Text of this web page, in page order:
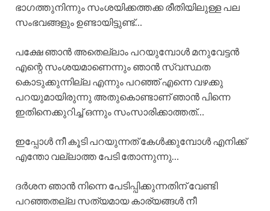
ഭാഗത്തുനിന്നും സംശയിക്കത്തക്ക രീതിയിലുള്ള പല
സംഭവങ്ങളും ഉണ്ടായിട്ടുണ്ട്…
പക്ഷേ ഞാൻ അതെല്ലാം പറയുമ്പോൾ മനുവേട്ടൻ
എന്റെ സംശയമാണെന്നും ഞാൻ സ്വസ്ഥത
കൊടുക്കുന്നില്ല എന്നും പറഞ്ഞ് എന്നെ വഴക്കു
പറയുമായിരുന്നു അതുകൊണ്ടാണ് ഞാൻ പിന്നെ
ഇതിനെക്കുറിച്ച് ഒന്നും സംസാരിക്കാത്തത്…
ഇപ്പോൾ നീ കൂടി പറയുന്നത് കേൾക്കുമ്പോൾ എനിക്ക്
എന്തോ വല്ലാത്ത പേടി തോന്നുന്നു…
ദർശന ഞാൻ നിന്നെ പേടിപ്പിക്കുന്നതിന് വേണ്ടി
പറഞ്ഞതല്ല സത്യമായ കാര്യങ്ങൾ നീ